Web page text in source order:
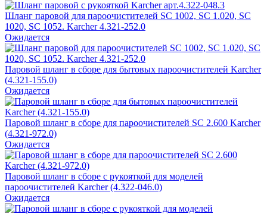
Шланг паровой для пароочистителей SC 1002, SC 1.020, SC
1020, SC 1052. Karcher 4.321-252.0
Ожидается
Паровой шланг в сборе для бытовых пароочистителей Karcher
(4.321-155.0)
Ожидается
Паровой шланг в сборе для пароочистителей SC 2.600 Karcher
(4.321-972.0)
Ожидается
Паровой шланг в сборе с рукояткой для моделей
пароочистителей Karcher (4.322-046.0)
Ожидается